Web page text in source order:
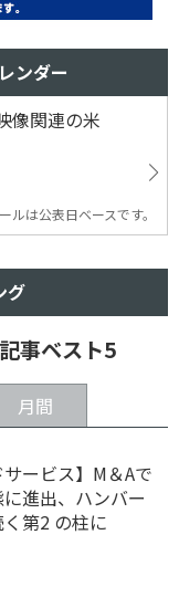
ンダー
像関連の米
ルは公表日ベースです。
グ
事ベスト5
月間
サービス】M＆Aで
に進出、ハンバー
第2 の柱に